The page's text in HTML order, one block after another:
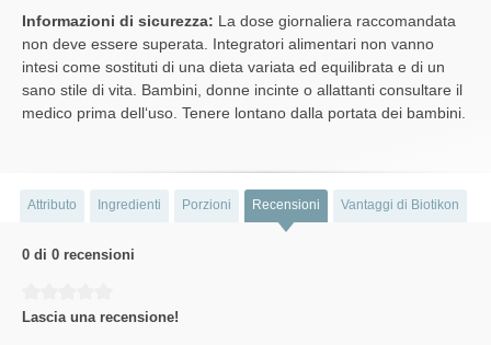
Informazioni di sicurezza: La dose giornaliera raccomandata
non deve essere superata. Integratori alimentari non vanno
intesi come sostituti di una dieta variata ed equilibrata e di un
sano stile di vita. Bambini, donne incinte o allattanti consultare il
medico prima dell‘uso. Tenere lontano dalla portata dei bambini.
Attributo Ingredienti Porzioni Recensioni Vantaggi di Biotikon
0 di 0 recensioni
Lascia una recensione!